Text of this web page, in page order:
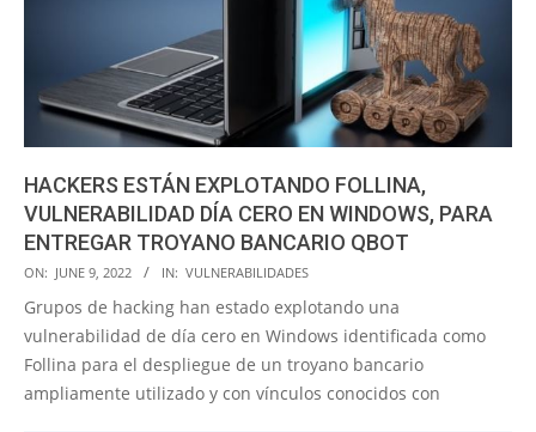
HACKERS ESTÁN EXPLOTANDO FOLLINA,
VULNERABILIDAD DÍA CERO EN WINDOWS, PARA
ENTREGAR TROYANO BANCARIO QBOT
2022-
06-
09
ON: JUNE 9, 2022 IN: VULNERABILIDADES
Grupos de hacking han estado explotando una
vulnerabilidad de día cero en Windows identificada como
Follina para el despliegue de un troyano bancario
ampliamente utilizado y con vínculos conocidos con